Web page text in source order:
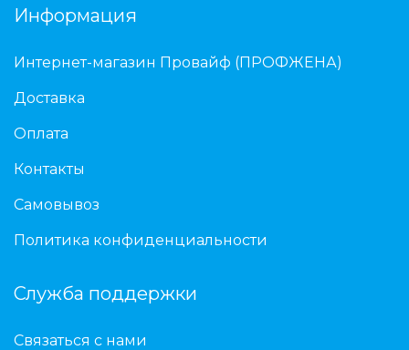
Информация
Интернет-магазин Провайф (ПРОФЖЕНА)
Доставка
Оплата
Контакты
Самовывоз
Политика конфиденциальности
Служба поддержки
Связаться с нами